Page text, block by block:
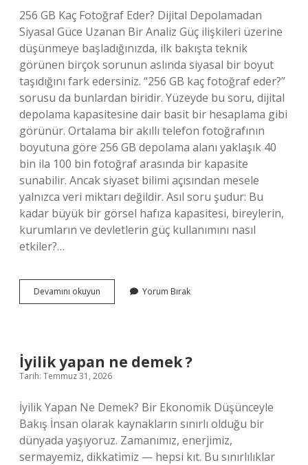
256 GB Kaç Fotoğraf Eder? Dijital Depolamadan
Siyasal Güce Uzanan Bir Analiz Güç ilişkileri üzerine
düşünmeye başladığınızda, ilk bakışta teknik
görünen birçok sorunun aslında siyasal bir boyut
taşıdığını fark edersiniz. “256 GB kaç fotoğraf eder?”
sorusu da bunlardan biridir. Yüzeyde bu soru, dijital
depolama kapasitesine dair basit bir hesaplama gibi
görünür. Ortalama bir akıllı telefon fotoğrafının
boyutuna göre 256 GB depolama alanı yaklaşık 40
bin ila 100 bin fotoğraf arasında bir kapasite
sunabilir. Ancak siyaset bilimi açısından mesele
yalnızca veri miktarı değildir. Asıl soru şudur: Bu
kadar büyük bir görsel hafıza kapasitesi, bireylerin,
kurumların ve devletlerin güç kullanımını nasıl
etkiler?…
Devamını okuyun
GB
Yorum Bırak
İyilik yapan ne demek ?
Tarih: Temmuz 31, 2026
İyilik Yapan Ne Demek? Bir Ekonomik Düşünceyle
Bakış İnsan olarak kaynakların sınırlı olduğu bir
dünyada yaşıyoruz. Zamanımız, enerjimiz,
sermayemiz, dikkatimiz — hepsi kıt. Bu sınırlılıklar